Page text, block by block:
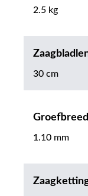
2.5 kg
30 cm
1.10 mm